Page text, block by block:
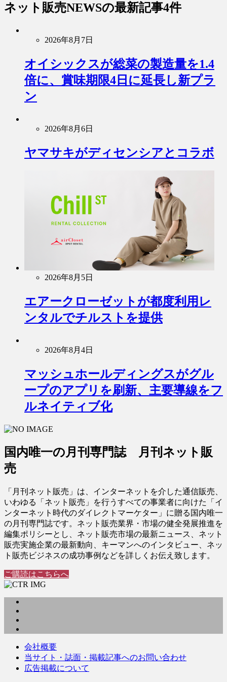
ネット販売NEWSの最新記事4件
2026年8月7日
オイシックスが総菜の製造量を1.4
倍に、賞味期限4日に延長し新プラ
ン
2026年8月6日
ヤマサキがディセンシアとコラボ
2026年8月5日
エアークローゼットが都度利用レ
ンタルでチルストを提供
2026年8月4日
マッシュホールディングスがグル
ープのアプリを刷新、主要導線をフ
ルネイティブ化
国内唯一の月刊専門誌 月刊ネット販
売
「月刊ネット販売」は、インターネットを介した通信販売、
いわゆる「ネット販売」を行うすべての事業者に向けた「イ
ンターネット時代のダイレクトマーケター」に贈る国内唯一
の月刊専門誌です。ネット販売業界・市場の健全発展推進を
編集ポリシーとし、ネット販売市場の最新ニュース、ネット
販売実施企業の最新動向、キーマンへのインタビュー、ネッ
ト販売ビジネスの成功事例などを詳しくお伝え致します。
ご購読はこちらへ
会社概要
当サイト・誌面・掲載記事へのお問い合わせ
広告掲載について